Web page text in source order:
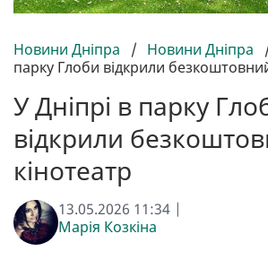
Новини Дніпра / Новини Дніпра
парку Глоби відкрили
У Дніпрі в парку
відкрили
кінотеатр
13.05.2026 11:34 |
Марія Козкіна